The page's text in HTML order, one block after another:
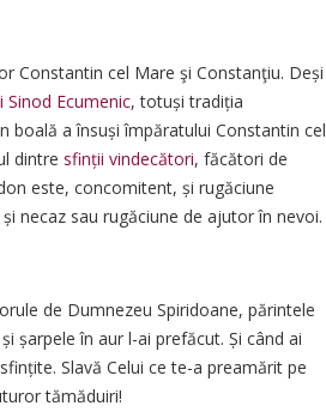
Constantin cel Mare şi Constanţiu. Deși
Ecumenic, totuși tradiția
boală a însuși împăratului Constantin cel
dintre sfinții vindecători, făcători de
este, concomitent, și rugăciune
necaz sau rugăciune de ajutor în nevoi.
de Dumnezeu Spiridoane, părintele
șarpele în aur l-ai prefăcut. Și când ai
Slavă Celui ce te-a preamărit pe
tămăduiri!